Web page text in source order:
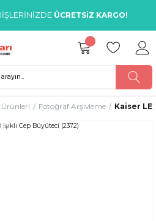
ÜCRETSİZ KARGO!
Ürünleri Fotoğraf Arşivleme Kaiser